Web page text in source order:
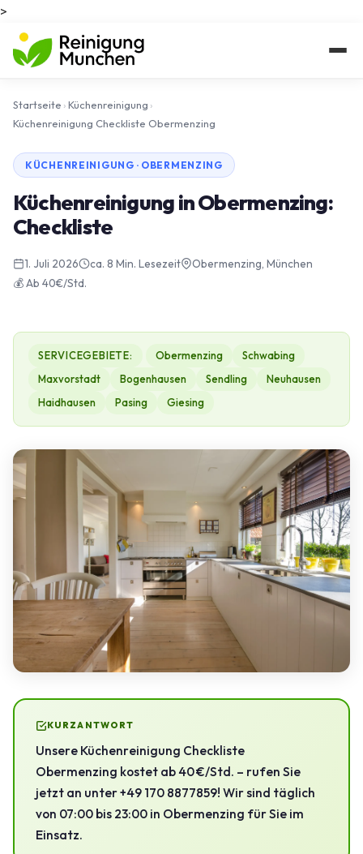
>
Startseite ›Küchenreinigung ›
Küchenreinigung Checkliste Obermenzing
KÜCHENREINIGUNG · OBERMENZING
Küchenreinigung in Obermenzing:
Checkliste
1. Juli 2026 ca. 8 Min. Lesezeit
Obermenzing, München
💰 Ab 40€/Std.
SERVICEGEBIETE: Obermenzing
Schwabing
Maxvorstadt
Bogenhausen Sendling
Neuhausen
Haidhausen
Pasing Giesing
KURZANTWORT
Unsere Küchenreinigung Checkliste
Obermenzing kostet ab 40 €/Std. – rufen Sie
jetzt an unter +49 170 8877859! Wir sind täglich
von 07:00 bis 23:00 in Obermenzing für Sie im
Einsatz.